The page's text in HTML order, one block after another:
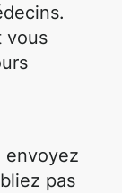
vous
envoyez
pas